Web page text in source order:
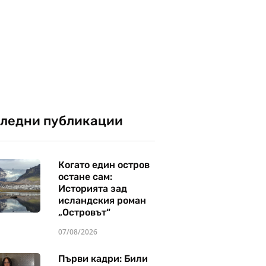
публикации
Когато един остров
остане сам:
Историята зад
исландския роман
„Островът“
07/08/2026
Първи кадри: Били